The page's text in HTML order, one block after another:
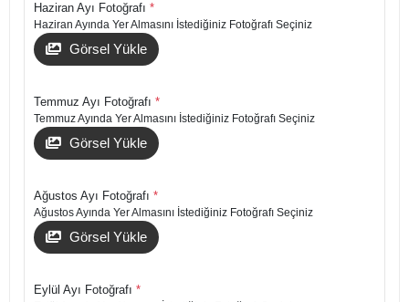
Haziran Ayı Fotoğrafı *
Haziran Ayında Yer Almasını İstediğiniz Fotoğrafı Seçiniz
Görsel Yükle
Temmuz Ayı Fotoğrafı *
Temmuz Ayında Yer Almasını İstediğiniz Fotoğrafı Seçiniz
Görsel Yükle
Ağustos Ayı Fotoğrafı *
Ağustos Ayında Yer Almasını İstediğiniz Fotoğrafı Seçiniz
Görsel Yükle
Eylül Ayı Fotoğrafı *